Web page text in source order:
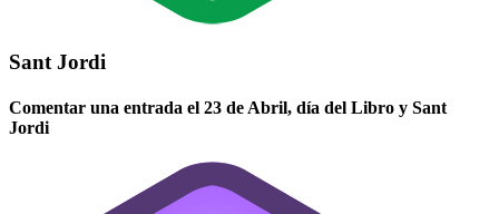
Sant Jordi
Comentar una entrada el 23 de Abril, día del Libro y Sant
Jordi